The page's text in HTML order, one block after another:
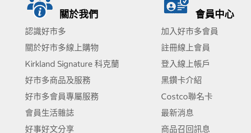
關於我們
認識好市多
關於好市多線上購物
Kirkland Signature 科克蘭
好市多商品及服務
好市多會員專屬服務
會員生活雜誌
好事好文分享
會員中心
加入好市多會員
註冊線上會員
登入線上帳戶
黑鑽卡介紹
Costco聯名卡
最新消息
商品召回訊息